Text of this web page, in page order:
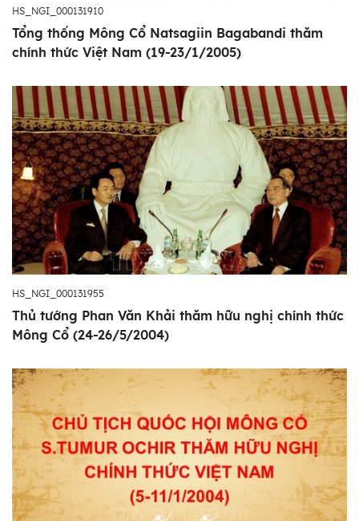
HS_NGI_000131910
Tổng thống Mông Cổ Natsagiin Bagabandi thăm
chính thức Việt Nam (19-23/1/2005)
HS_NGI_000131955
Thủ tướng Phan Văn Khải thăm hữu nghị chính thức
Mông Cổ (24-26/5/2004)